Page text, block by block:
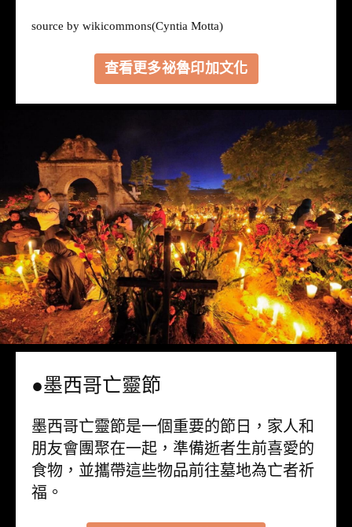
source by wikicommons(Cyntia Motta)
查看更多祕魯印加文化
●墨西哥亡靈節
墨西哥亡靈節是一個重要的節日，家人和
朋友會團聚在一起，準備逝者生前喜愛的
食物，並攜帶這些物品前往墓地為亡者祈
福。